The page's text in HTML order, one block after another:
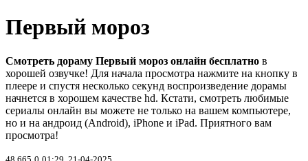
Первый мороз
Смотреть дораму Первый мороз онлайн бесплатно в
хорошей озвучке! Для начала просмотра нажмите на кнопку в
плеере и спустя несколько секунд воспроизведение дорамы
начнется в хорошем качестве hd. Кстати, смотреть любимые
сериалы онлайн вы можете не только на вашем компьютере,
но и на андроид (Android), iPhone и iPad. Приятного вам
просмотра!